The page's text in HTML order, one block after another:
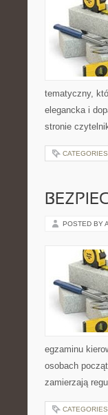
tematyczny,
elegancka i
stronie
POSTED BY
egzaminu
osobach
zamierzają